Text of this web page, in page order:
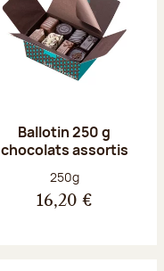
Ballotin 250 g
chocolats assortis
Poids net :
250g
16,20 €